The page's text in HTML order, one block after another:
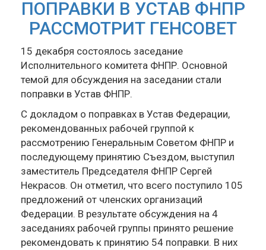
ПОПРАВКИ В УСТАВ ФНПР
РАССМОТРИТ ГЕНСОВЕТ
15 декабря состоялось заседание
Исполнительного комитета ФНПР. Основной
темой для обсуждения на заседании стали
поправки в Устав ФНПР.
С докладом о поправках в Устав Федерации,
рекомендованных рабочей группой к
рассмотрению Генеральным Советом ФНПР и
последующему принятию Съездом, выступил
заместитель Председателя ФНПР Сергей
Некрасов. Он отметил, что всего поступило 105
предложений от членских организаций
Федерации. В результате обсуждения на 4
заседаниях рабочей группы принято решение
рекомендовать к принятию 54 поправки. В них